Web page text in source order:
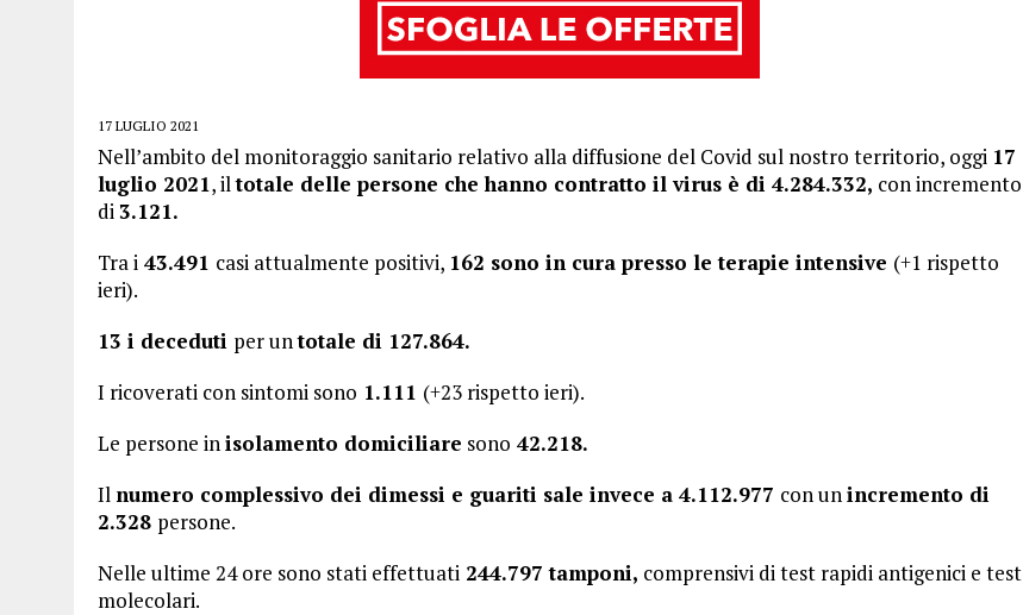
17 LUGLIO 2021
Nell’ambito del monitoraggio sanitario relativo alla diffusione del Covid sul nostro territorio, oggi 17
luglio 2021, iltotale delle persone che hanno contratto il virus è di 4.284.332, con incremento
di3.121.
Tra i 43.491 casi attualmente positivi, 162 sono in cura presso le terapie intensive (+1 rispetto
ieri).
13 i deceduti per untotale di 127.864.
I ricoverati con sintomi sono 1.111 (+23 rispetto ieri).
Le persone inisolamento domiciliare sono 42.218.
Il numero complessivo dei dimessi e guariti sale invece a 4.112.977 con unincremento di
2.328 persone.
Nelle ultime 24 ore sono stati effettuati 244.797 tamponi, comprensivi di test rapidi antigenici e test
molecolari.